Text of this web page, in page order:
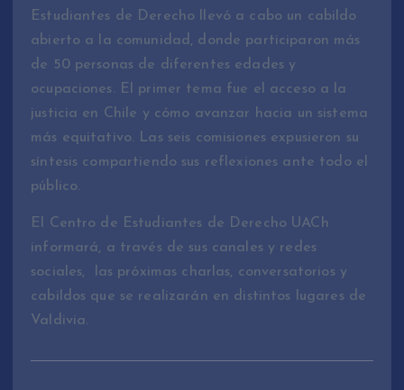
Estudiantes de Derecho llevó a cabo un cabildo
abierto a la comunidad, donde participaron más
de 50 personas de diferentes edades y
ocupaciones. El primer tema fue el acceso a la
justicia en Chile y cómo avanzar hacia un sistema
más equitativo. Las seis comisiones expusieron su
síntesis compartiendo sus reflexiones ante todo el
público.
El Centro de Estudiantes de Derecho UACh
informará, a través de sus canales y redes
sociales, las próximas charlas, conversatorios y
cabildos que se realizarán en distintos lugares de
Valdivia.